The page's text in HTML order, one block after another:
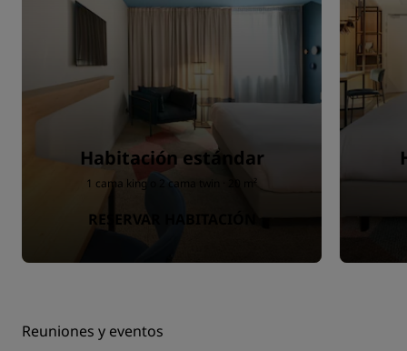
Habitación estándar
1 cama king o 2 cama twin · 20 m²
RESERVAR HABITACIÓN
Reuniones y eventos